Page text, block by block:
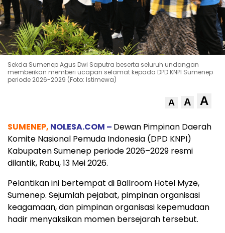
Sekda Sumenep Agus Dwi Saputra beserta seluruh undangan
memberikan memberi ucapan selamat kepada DPD KNPI Sumenep
periode 2026-2029 (Foto: Istimewa)
A A A
SUMENEP, NOLESA.COM – Dewan Pimpinan Daerah
Komite Nasional Pemuda Indonesia (DPD KNPI)
Kabupaten Sumenep periode 2026–2029 resmi
dilantik, Rabu, 13 Mei 2026.
Pelantikan ini bertempat di Ballroom Hotel Myze,
Sumenep. Sejumlah pejabat, pimpinan organisasi
keagamaan, dan pimpinan organisasi kepemudaan
hadir menyaksikan momen bersejarah tersebut.